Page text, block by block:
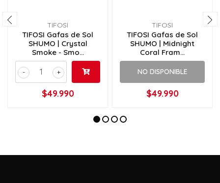
TIFOSI
TIFOSI Gafas de Sol
SHUMO | Crystal
Smoke - Smo...
+
-
$49.990
TIFOSI
TIFOSI Gafas de Sol
SHUMO | Midnight
Coral Fram...
NO DISPONIBLE
$49.990